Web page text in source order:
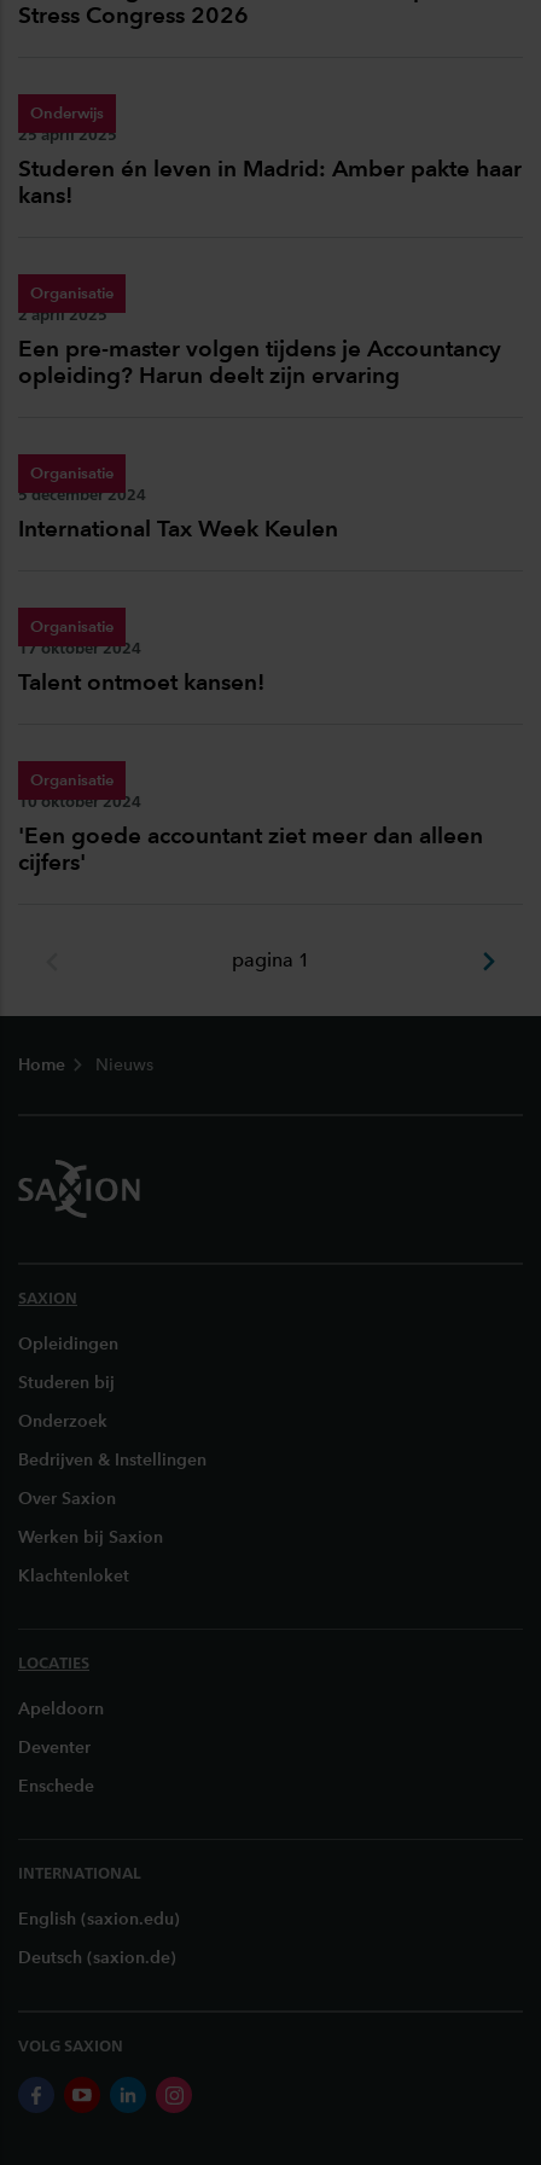
Stress Congress 2026
Onderwijs
Publicatiedatum:
25 april 2025
Studeren én leven in Madrid: Amber pakte haar
kans!
Organisatie
Publicatiedatum:
2 april 2025
Een pre-master volgen tijdens je Accountancy
opleiding? Harun deelt zijn ervaring
Organisatie
Publicatiedatum:
5 december 2024
International Tax Week Keulen
Organisatie
Publicatiedatum:
17 oktober 2024
Talent ontmoet kansen!
Organisatie
Publicatiedatum:
10 oktober 2024
'Een goede accountant ziet meer dan alleen
cijfers'
pagina 1
Home Nieuws
SAXION
Opleidingen
Studeren bij
Onderzoek
Bedrijven & Instellingen
Over Saxion
Werken bij Saxion
Klachtenloket
LOCATIES
Apeldoorn
Deventer
Enschede
INTERNATIONAL
English (saxion.edu)
Deutsch (saxion.de)
VOLG SAXION
facebookyoutubelinkedininstagram